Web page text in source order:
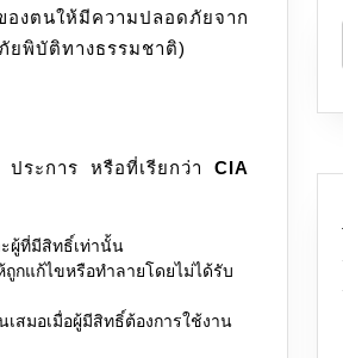
งตนให้มีความปลอดภัยจาก
ยพิบัติทางธรรมชาติ)
ระการ หรือที่เรียกว่า CIA
ผู้ที่มีสิทธิ์เท่านั้น
กแก้ไขหรือทำลายโดยไม่ได้รับ
สมอเมื่อผู้มีสิทธิ์ต้องการใช้งาน